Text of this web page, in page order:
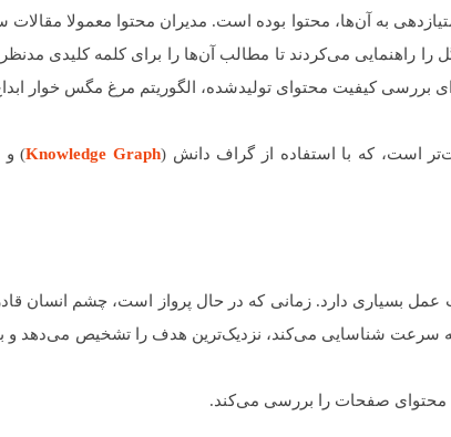
به آن‌ها، محتوا بوده است. مدیران محتوا معمولا مقالات
راهنمایی می‌کردند تا مطالب آن‌ها را برای کلمه کلیدی
کیفیت محتوای تولیدشده، الگوریتم مرغ مگس خوار
است، که با استفاده از گراف دانش (Knowledge Graph) و
بسیاری دارد. زمانی که در حال پرواز است، چشم انسان
به سرعت شناسایی می‌کند، نزدیک‌ترین هدف را تشخیص می‌دهد و
محتوای صفحات را بررسی می‌کند.